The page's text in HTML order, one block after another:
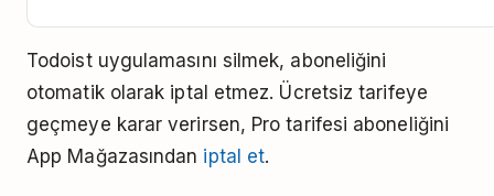
Todoist uygulamasını silmek, aboneliğini
otomatik olarak iptal etmez. Ücretsiz tarifeye
geçmeye karar verirsen, Pro tarifesi aboneliğini
App Mağazasından iptal et.